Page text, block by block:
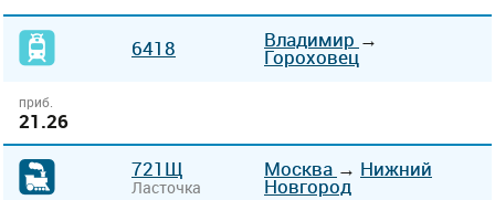
6418 Владимир →
Гороховец
приб.
21.26
721Щ
Ласточка
Москва → Нижний
Новгород